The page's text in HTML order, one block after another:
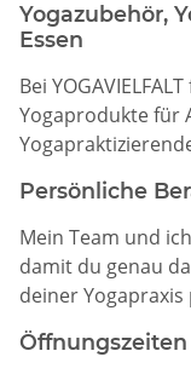
Yogazubehör,
Essen
Bei
Yogaprodukte für
Persönliche
Mein Team und
damit du genau
deiner Yogapraxis
Öffnungszeiten